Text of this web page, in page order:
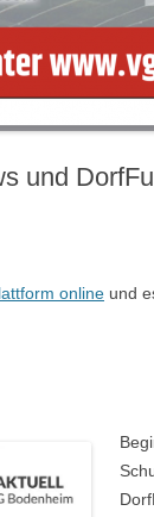
und
online und